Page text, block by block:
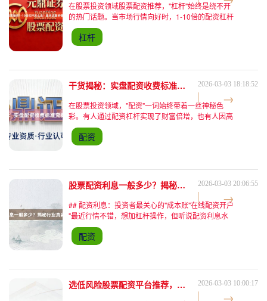
在股票投资领域股票配资推荐，"杠杆"始终是绕不开
的热门话题。当市场行情向好时，1-10倍的配资杠杆
就像一把双刃剑，既能放大收益也可能加剧亏损。如
何根据自身情况选择合适的杠杆倍数？如何规避配资
过程中的潜
杠杆
干货揭秘：实盘配资收费标准究竟如何定？ 2026-03-03 18:18:52
在股票投资领域，"配资"一词始终带着一丝神秘色
彩。有人通过配资杠杆实现了财富倍增，也有人因高
息陷阱血本无归。作为连接资金与风险的桥梁线上实
盘配资，股票配资平台的收费标准究竟如何制定？背
后又暗藏哪些行业
配资
股票配资利息一般多少？揭秘行业真实利率水平！ 2026-03-03 20:06:55
## 配资利息：投资者最关心的"成本账"在线配资开户
"最近行情不错，想加杠杆操作，但听说配资利息水
很深？"这是股民老张在投资群里抛出的问题。股票
配资作为杠杆投资工具，利息水平直接影响投资收
益，但市场
配资
选低风险股票配资平台推荐，安全投资新选择 2026-03-03 10:00:17